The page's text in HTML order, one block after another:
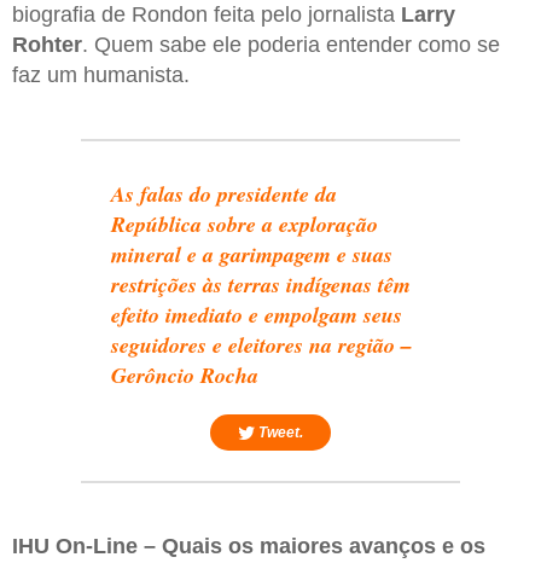
biografia de Rondon feita pelo jornalista Larry
Rohter. Quem sabe ele poderia entender como se
faz um humanista.
As falas do presidente da
República sobre a exploração
mineral e a garimpagem e suas
restrições às terras indígenas têm
efeito imediato e empolgam seus
seguidores e eleitores na região –
Gerôncio Rocha
Tweet.
IHU On-Line – Quais os maiores avanços e os